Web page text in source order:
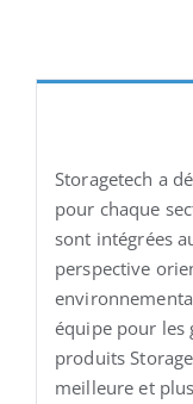
Storagetech a
pour chaque
sont intégrées
perspective
équipe pour les
produits
meilleure et